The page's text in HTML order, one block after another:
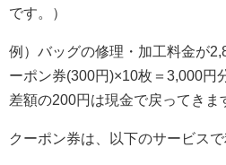
です。）
例）バッグの修理・加工料金が
ーポン券(300円)×10枚＝3,000円
差額の200円は現金で戻ってきま
クーポン券は、以下のサービスで